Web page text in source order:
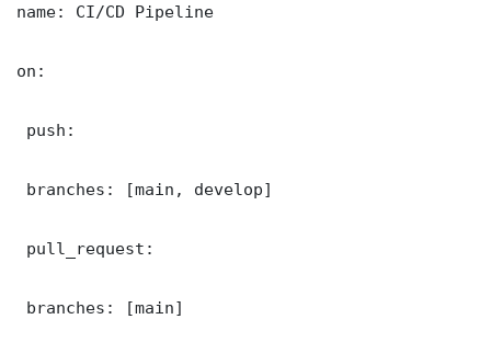
name: CI/CD Pipeline
on:
push:
branches: [main, develop]
pull_request:
branches: [main]